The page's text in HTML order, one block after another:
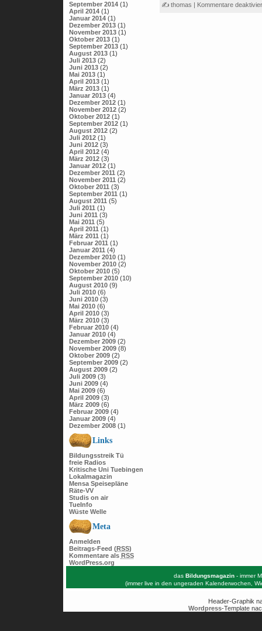
September 2014(1)
April 2014(1)
Januar 2014(1)
Dezember 2013(1)
November 2013(1)
Oktober 2013(1)
September 2013(1)
August 2013(1)
Juli 2013(2)
Juni 2013(2)
Mai 2013(1)
April 2013(1)
März 2013(1)
Januar 2013(4)
Dezember 2012(1)
November 2012(2)
Oktober 2012(1)
September 2012(1)
August 2012(2)
Juli 2012(1)
Juni 2012(3)
April 2012(4)
März 2012(3)
Januar 2012(1)
Dezember 2011 (2)
November 2011 (2)
Oktober 2011 (3)
September 2011 (1)
August 2011 (5)
Juli 2011 (1)
Juni 2011 (3)
Mai 2011 (5)
April 2011 (1)
März 2011 (1)
Februar 2011 (1)
Januar 2011 (4)
Dezember 2010(1)
November 2010(2)
Oktober 2010(5)
September 2010(10)
August 2010(9)
Juli 2010(6)
Juni 2010(3)
Mai 2010(6)
April 2010(3)
März 2010(3)
Februar 2010(4)
Januar 2010(4)
Dezember 2009(2)
November 2009(8)
Oktober 2009(2)
September 2009(2)
August 2009(2)
Juli 2009(3)
Juni 2009(4)
Mai 2009(6)
April 2009(3)
März 2009(6)
Februar 2009(4)
Januar 2009(4)
Dezember 2008(1)
Links
Bildungsstreik Tü
freie Radios
Kritische Uni Tuebingen
Lokalmagazin
Mensa Speisepläne
Räte-VV
Studis on air
TueInfo
Wüste Welle
Meta
Anmelden
Beitrags-Feed (RSS)
Kommentare als RSS
WordPress.org
✍ thomas | Kommentare
das Bildungsmagazin - immer
(immer live in den ungeraden Kalenderwochen,
Header-Graphik
Wordpress-Template